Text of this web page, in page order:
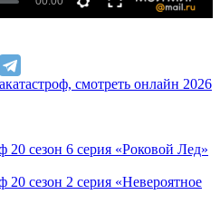
смотреть онлайн 2026
20 сезон 6 серия «Роковой Лед»
20 сезон 2 серия «Невероятное